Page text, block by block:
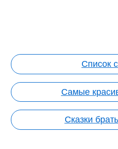
Список
Самые
Сказки